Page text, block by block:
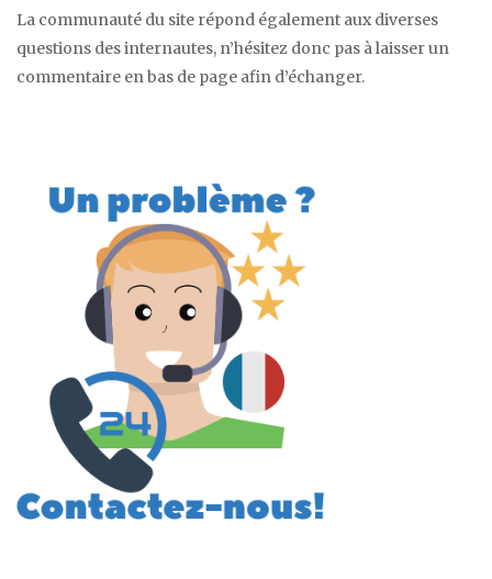
La communauté du site répond également aux diverses
questions des internautes, n’hésitez donc pas à laisser un
commentaire en bas de page afin d’échanger.